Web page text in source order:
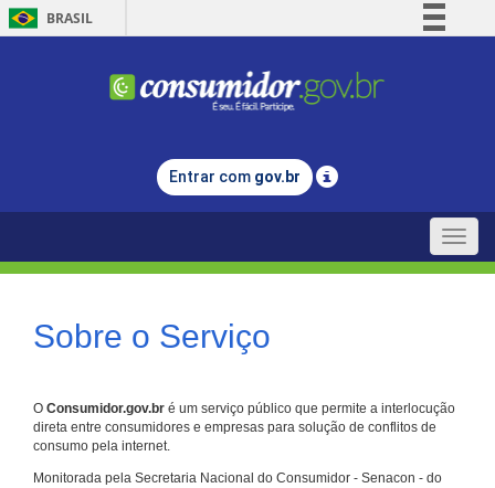
BRASIL
Comunica BR
Legislação
Entrar com gov.br
Toggle
Sobre o Serviço
O Consumidor.gov.br é um serviço público que permite a interlocução
direta entre consumidores e empresas para solução de conflitos de
consumo pela internet.
Monitorada pela Secretaria Nacional do Consumidor - Senacon - do